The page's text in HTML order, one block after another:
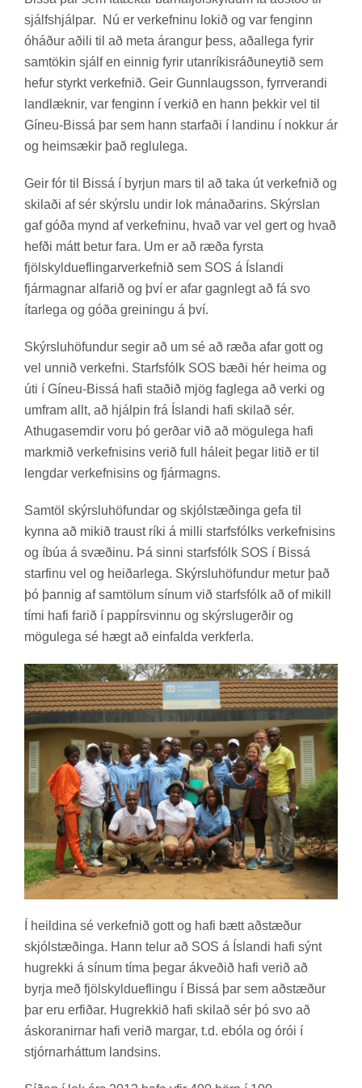
sjálfs­hjálp­ar. Nú er verk­efn­inu lok­ið og var feng­inn
óháð­ur að­ili til að meta ár­ang­ur þess, að­al­lega fyr­ir
sam­tök­in sjálf en einnig fyr­ir ut­an­rík­is­ráðu­neyt­ið sem
hef­ur styrkt verk­efn­ið. Geir Gunn­laugs­son, fyrr­ver­andi
land­lækn­ir, var feng­inn í verk­ið en hann þekk­ir vel til
Gín­eu-Bis­sá þar sem hann starf­aði í land­inu í nokk­ur ár
og heim­sæk­ir það reglu­lega.
Geir fór til Bis­sá í byrj­un mars til að taka út verk­efn­ið og
skil­aði af sér skýrslu und­ir lok mán­að­ar­ins. Skýrsl­an
gaf góða mynd af verk­efn­inu, hvað var vel gert og hvað
hefði mátt bet­ur fara. Um er að ræða fyrsta
fjöl­skyldu­efl­ing­ar­verk­efn­ið sem SOS á Ís­landi
fjár­magn­ar al­far­ið og því er afar gagn­legt að fá svo
ít­ar­lega og góða grein­ingu á því.
Skýrslu­höf­und­ur seg­ir að um sé að ræða afar gott og
vel unn­ið verk­efni. Starfs­fólk SOS bæði hér heima og
úti í Gín­eu-Bis­sá hafi stað­ið mjög fag­lega að verki og
um­fram allt, að hjálp­in frá Ís­landi hafi skil­að sér.
At­huga­semd­ir voru þó gerð­ar við að mögu­lega hafi
markmið verk­efn­is­ins ver­ið full há­leit þeg­ar lit­ið er til
lengd­ar verk­efn­is­ins og fjár­magns.
Sam­töl skýrslu­höf­und­ar og skjól­stæð­inga gefa til
kynna að mik­ið traust ríki á milli starfs­fólks verk­efn­is­ins
og íbúa á svæð­inu. Þá sinni starfs­fólk SOS í Bis­sá
starf­inu vel og heið­ar­lega. Skýrslu­höf­und­ur met­ur það
þó þannig af sam­töl­um sín­um við starfs­fólk að of mik­ill
tími hafi far­ið í papp­írs­vinnu og skýrslu­gerð­ir og
mögu­lega sé hægt að ein­falda verk­ferla.
Í heild­ina sé verk­efn­ið gott og hafi bætt að­stæð­ur
skjól­stæð­inga. Hann tel­ur að SOS á Ís­landi hafi sýnt
hug­rekki á sín­um tíma þeg­ar ákveð­ið hafi ver­ið að
byrja með fjöl­skyldu­efl­ingu í Bis­sá þar sem að­stæð­ur
þar eru erf­ið­ar. Hug­rekk­ið hafi skil­að sér þó svo að
áskor­an­irn­ar hafi ver­ið marg­ar, t.d. ebóla og órói í
stjórn­ar­hátt­um lands­ins.